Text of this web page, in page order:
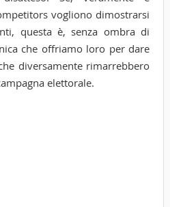
vogliono dimostrarsi
questa è, senza ombra di
che offriamo loro per dare
diversamente rimarrebbero
elettorale.